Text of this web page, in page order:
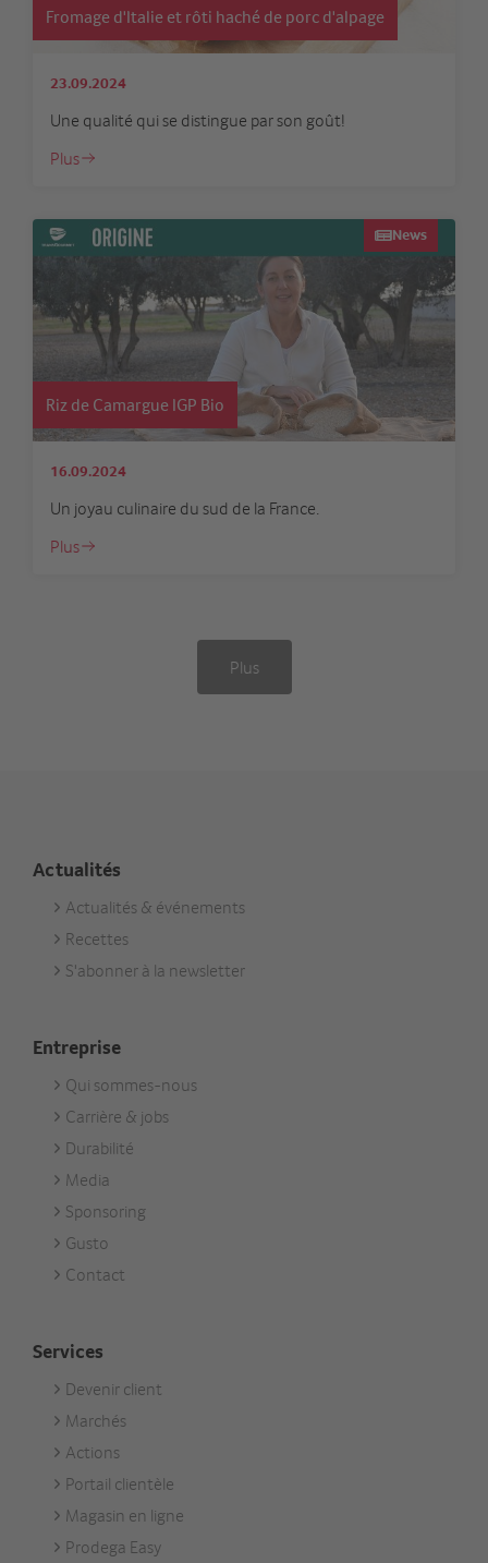
Fromage d'Italie et rôti haché de porc d'alpage
23.09.2024
Une qualité qui se distingue par son goût!
Plus
News
Riz de Camargue IGP Bio
16.09.2024
Un joyau culinaire du sud de la France.
Plus
Plus
Actualités
Footer
Aktuell
Actualités & événements
Recettes
S'abonner à la newsletter
Entreprise
Footer
Unternehmen
Qui sommes-nous
Carrière & jobs
Durabilité
Media
Sponsoring
Gusto
Contact
Services
Footer
Services
Devenir client
Marchés
Actions
Portail clientèle
Magasin en ligne
Prodega Easy